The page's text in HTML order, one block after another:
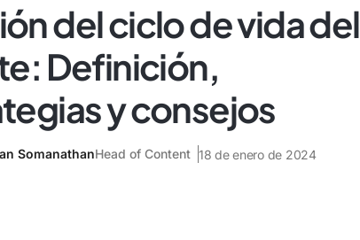
del ciclo de vida del
Definición,
y consejos
SomanathanHead of Content 18 de enero de 2024